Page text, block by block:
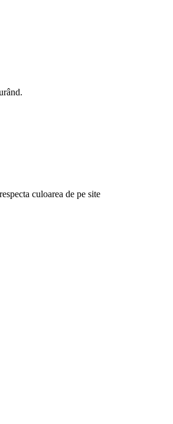
culoarea de pe site